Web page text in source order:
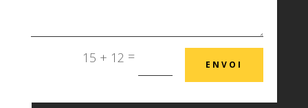
15 + 12 =
ENVOI